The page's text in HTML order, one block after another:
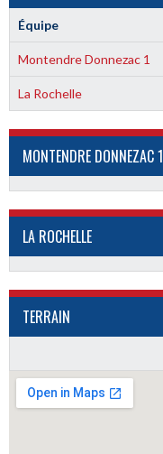
Équipe
Montendre Donnezac 1
La Rochelle
MONTENDRE DONNEZAC 1
LA ROCHELLE
TERRAIN